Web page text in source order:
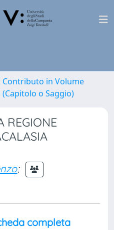
Contributo in Volume
o Saggio)
REGIONE
;
completa